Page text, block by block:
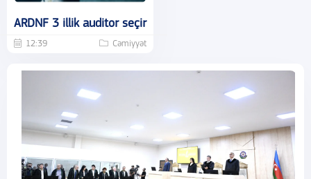
ARDNF 3 illik auditor seçir
12:39 Cəmiyyət